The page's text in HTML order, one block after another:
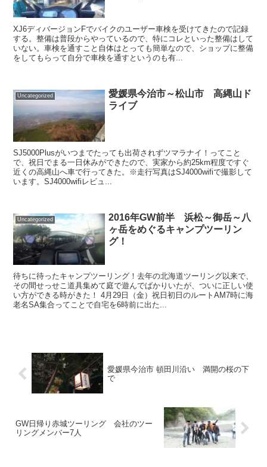
XJ6ディバージョンFでバイクのユーザー車検を受けてきたので記録
する。整備は普段からやっているので、特にコレといった整備はして
いない。車検を通すこと自体はとっても簡単なので、ショップに整備
をしてもらって自分で車検を通すというのも有...
Uncategorized
愛媛県今治市～松山市 高縄山ド
ライブ
SJ5000Plusがいつまでたっても出荷されずツマラナイ！ってこと
で、祝日でまる一日休みができたので、実家から約25km程度ですぐ
近くの高縄山へ車で行ってきた。※走行写真はSJ4000wifiで撮影して
います。SJ4000wifiレビュ...
Uncategorized
2016年GW前半 浜松～御岳～八
ヶ岳をめぐるキャンプツーリン
グ！
待ちに待ったキャンプツーリング！去年の北海道ツーリング以来で、
その間せっせこ道具集めて庭で遊んでばかりいたが、ついに正しい使
い方ができる時がきた！ 4月29日（金）祝日初日のルートAM7時に海
老名SA集合ってことで自宅を6時前に出た...
愛媛県今治市 頓田川沿い 満開の桜の下
で
GW日帰り赤城ツーリング 会社のツー
リングメンバー7人